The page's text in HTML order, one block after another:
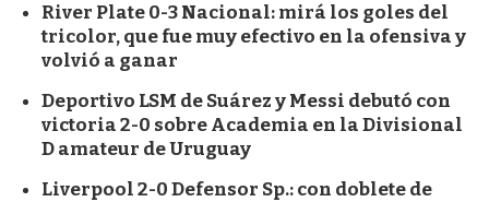
River Plate 0-3 Nacional: mirá los goles del
tricolor, que fue muy efectivo en la ofensiva y
volvió a ganar
Deportivo LSM de Suárez y Messi debutó con
victoria 2-0 sobre Academia en la Divisional
D amateur de Uruguay
Liverpool 2-0 Defensor Sp.: con doblete de